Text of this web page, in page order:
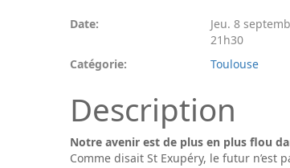
Date: Jeu. 8
21h30
Catégorie:
Toulouse
Description
Notre avenir est de plus en plus flou
Comme disait St Exupéry, le futur